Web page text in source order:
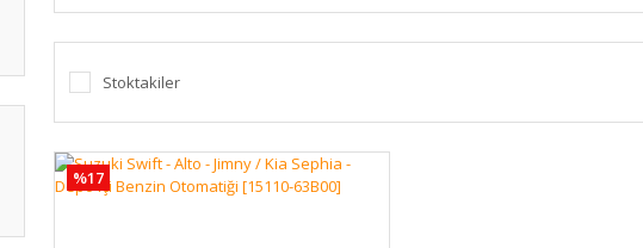
Stoktakiler
%17